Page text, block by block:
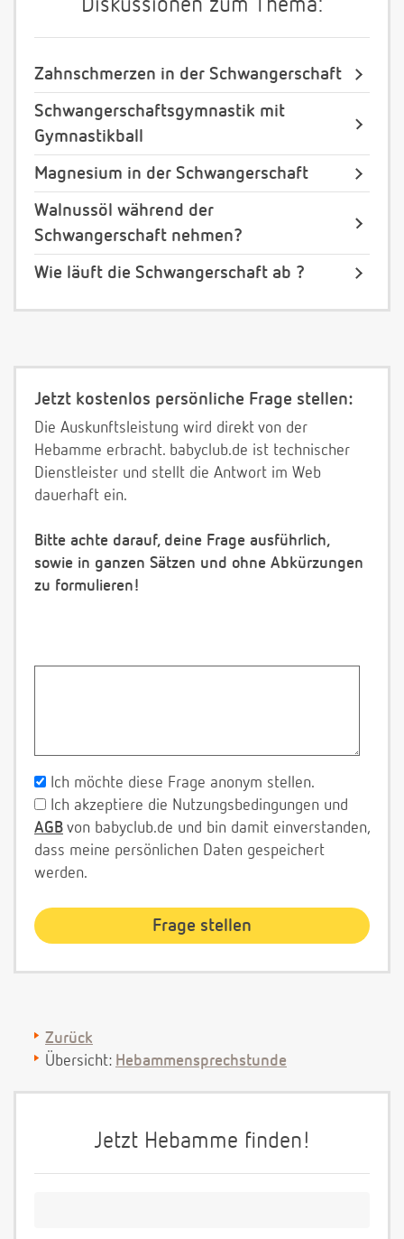
Diskussionen zum Thema:
Zahnschmerzen in der Schwangerschaft
Schwangerschaftsgymnastik mit
Gymnastikball
Magnesium in der Schwangerschaft
Walnussöl während der
Schwangerschaft nehmen?
Wie läuft die Schwangerschaft ab ?
Jetzt kostenlos persönliche Frage stellen:
Die Auskunftsleistung wird direkt von der
Hebamme erbracht. babyclub.de ist technischer
Dienstleister und stellt die Antwort im Web
dauerhaft ein.
Bitte achte darauf, deine Frage ausführlich,
sowie in ganzen Sätzen und ohne Abkürzungen
zu formulieren!
Ich möchte diese Frage anonym stellen.
Ich akzeptiere die Nutzungsbedingungen und
AGB von babyclub.de und bin damit einverstanden,
dass meine persönlichen Daten gespeichert
werden.
Zurück
Übersicht: Hebammensprechstunde
Jetzt Hebamme finden!